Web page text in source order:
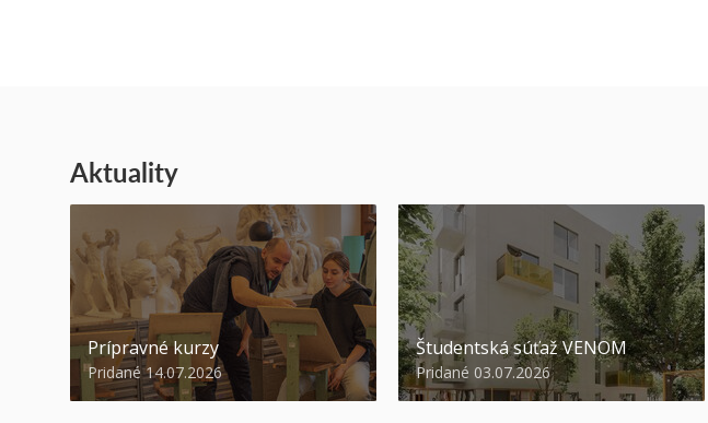
Aktuality
Prípravné kurzy
Pridané 14.07.2026
Študentská súťaž VENOM
Pridané 03.07.2026